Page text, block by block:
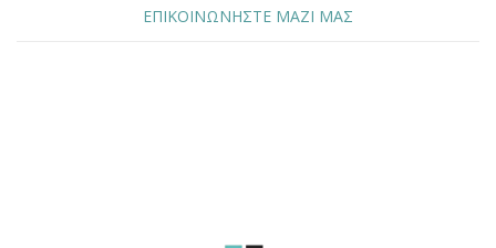
ΕΠΙΚΟΙΝΩΝΗΣΤΕ ΜΑΖΙ ΜΑΣ